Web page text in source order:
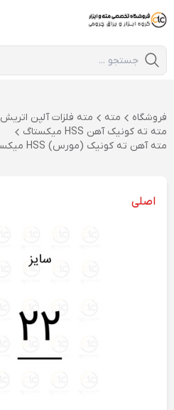
فروشگاه مته
مته فلزات آلپن اتریش
مته ته کونیک آهن HSS میکستاگ
مته آهن ته کونیک (مورس) HSS میکستاگ اتریش سایز 22، DIN 345 RN
اصلی